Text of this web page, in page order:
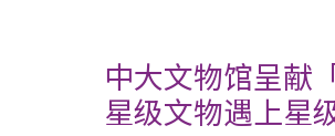
中大文物馆呈献
星级文物遇上星